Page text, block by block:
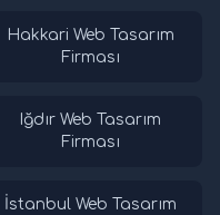
Hakkari Web Tasarım
Firması
Iğdır Web Tasarım
Firması
İstanbul Web Tasarım